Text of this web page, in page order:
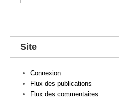
Site
Connexion
Flux des publications
Flux des commentaires